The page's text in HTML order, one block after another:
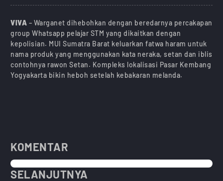
VIVA – Warganet dihebohkan dengan beredarnya percakapan
group Whatsapp pelajar STM yang dikaitkan dengan
kepolisian. MUI Sumatra Barat keluarkan fatwa haram untuk
nama produk yang menggunakan kata neraka, setan dan iblis
contohnya rawon Setan. Kompleks lokalisasi Pasar Kembang
Yogyakarta bikin heboh setelah kebakaran melanda.
KOMENTAR
SELANJUTNYA